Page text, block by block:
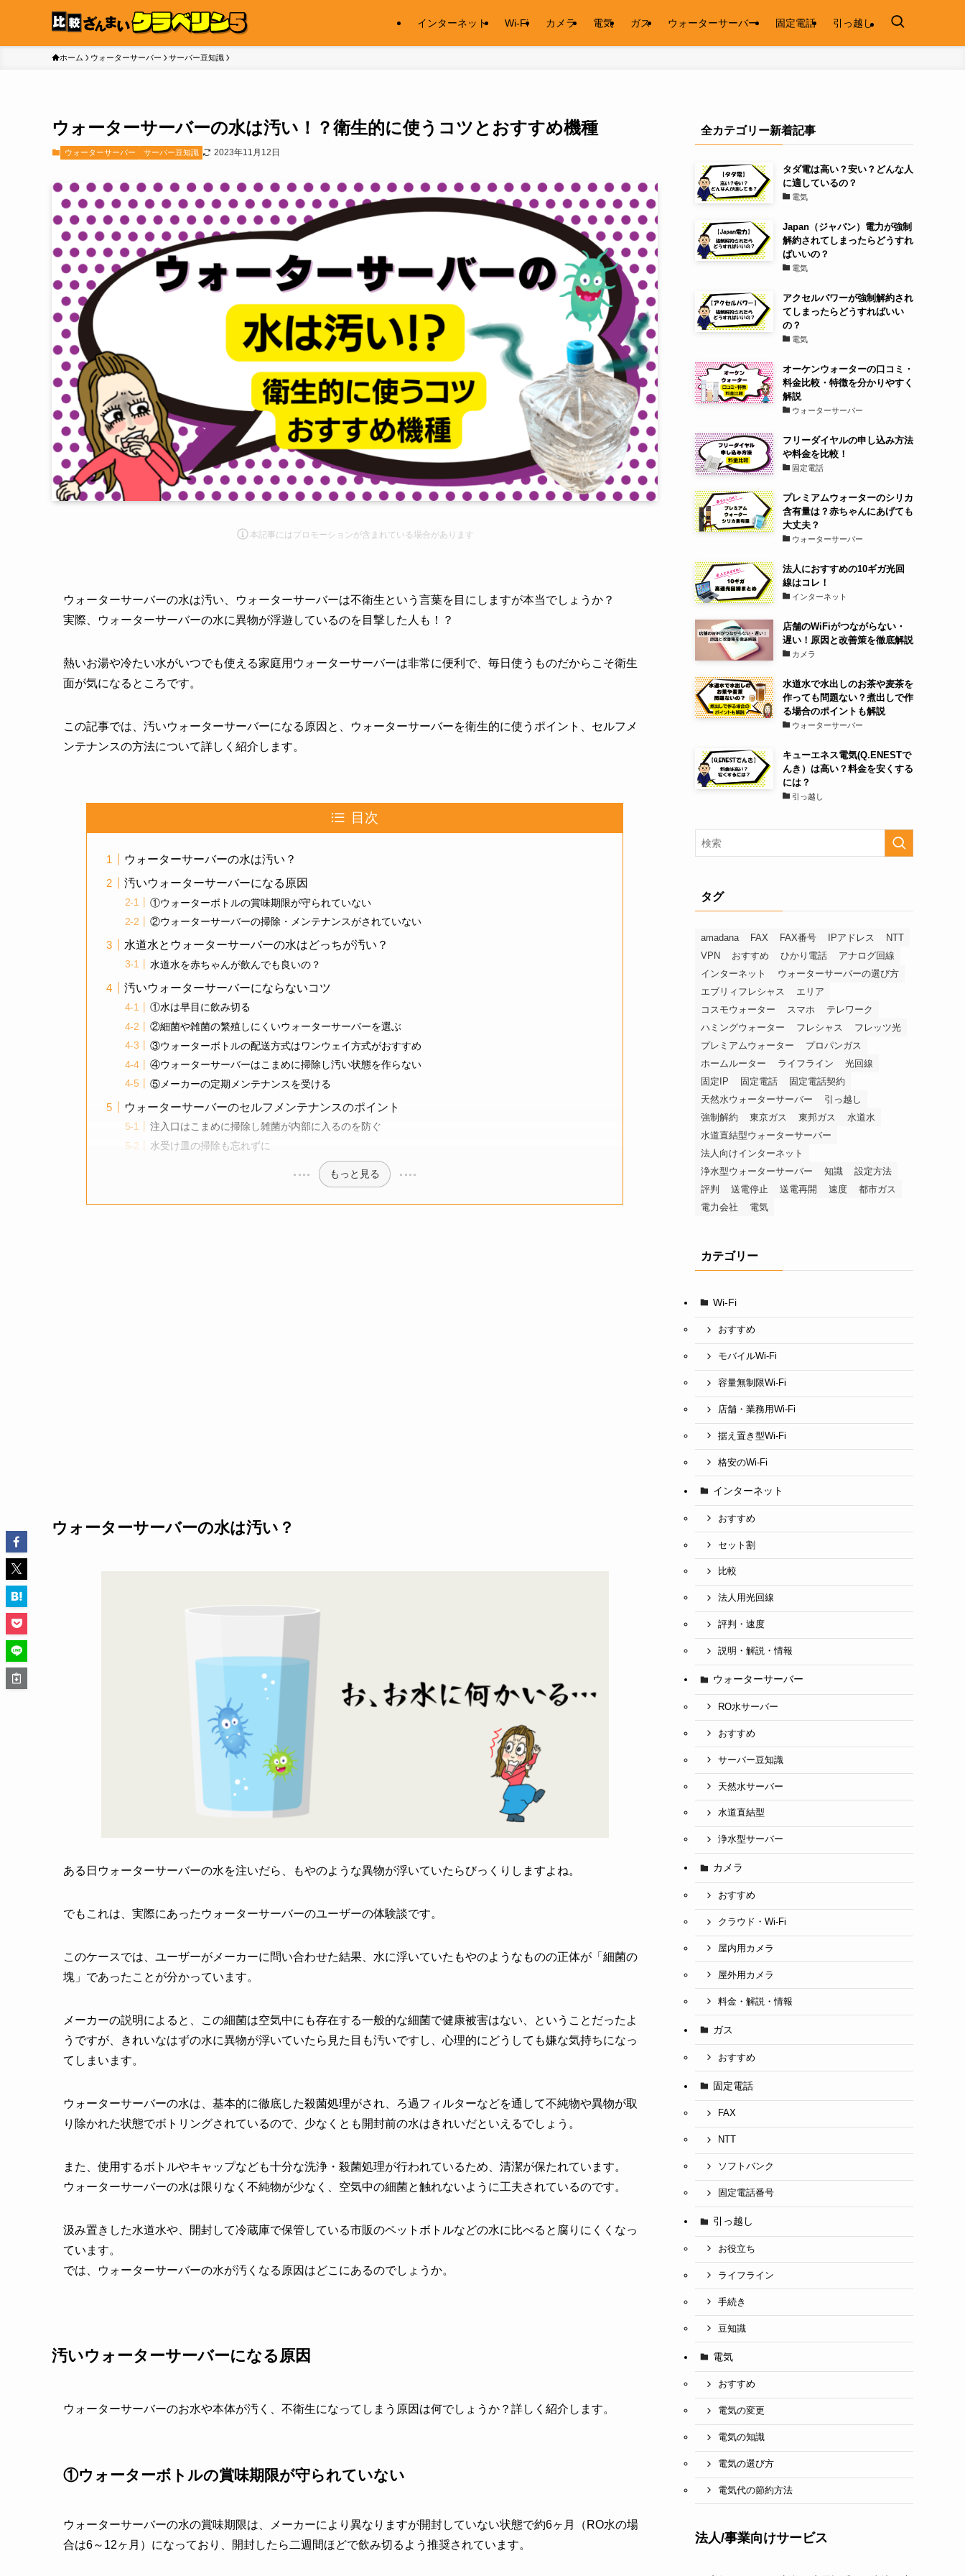
インターネット Wi-Fi カメラ 電気 ガス ウォーターサーバー 固定電話 引っ越し
ホーム ウォーターサーバー サーバー豆知識
ウォーターサーバーの水は汚い！？衛生的に使うコツとおすすめ機種
ウォーターサーバー サーバー豆知識 2023年11月12日
本記事にはプロモーションが含まれている場合があります
ウォーターサーバーの水は汚い、ウォーターサーバーは不衛生という言葉を目にしますが本当でしょうか？
実際、ウォーターサーバーの水に異物が浮遊しているのを目撃した人も！？
熱いお湯や冷たい水がいつでも使える家庭用ウォーターサーバーは非常に便利で、毎日使うものだからこそ衛生
面が気になるところです。
この記事では、汚いウォーターサーバーになる原因と、ウォーターサーバーを衛生的に使うポイント、セルフメ
ンテナンスの方法について詳しく紹介します。
目次
ウォーターサーバーの水は汚い？
汚いウォーターサーバーになる原因
①ウォーターボトルの賞味期限が守られていない
②ウォーターサーバーの掃除・メンテナンスがされていない
水道水とウォーターサーバーの水はどっちが汚い？
水道水を赤ちゃんが飲んでも良いの？
汚いウォーターサーバーにならないコツ
①水は早目に飲み切る
②細菌や雑菌の繁殖しにくいウォーターサーバーを選ぶ
③ウォーターボトルの配送方式はワンウェイ方式がおすすめ
④ウォーターサーバーはこまめに掃除し汚い状態を作らない
⑤メーカーの定期メンテナンスを受ける
ウォーターサーバーのセルフメンテナンスのポイント
注入口はこまめに掃除し雑菌が内部に入るのを防ぐ
水受け皿の掃除も忘れずに
もっと見る
ウォーターサーバーの水は汚い？
ある日ウォーターサーバーの水を注いだら、もやのような異物が浮いていたらびっくりしますよね。
でもこれは、実際にあったウォーターサーバーのユーザーの体験談です。
このケースでは、ユーザーがメーカーに問い合わせた結果、水に浮いていたもやのようなものの正体が「細菌の
塊」であったことが分かっています。
メーカーの説明によると、この細菌は空気中にも存在する一般的な細菌で健康被害はない、ということだったよ
うですが、きれいなはずの水に異物が浮いていたら見た目も汚いですし、心理的にどうしても嫌な気持ちになっ
てしまいます。
ウォーターサーバーの水は、基本的に徹底した殺菌処理がされ、ろ過フィルターなどを通して不純物や異物が取
り除かれた状態でボトリングされているので、少なくとも開封前の水はきれいだといえるでしょう。
また、使用するボトルやキャップなども十分な洗浄・殺菌処理が行われているため、清潔が保たれています。
ウォーターサーバーの水は限りなく不純物が少なく、空気中の細菌と触れないように工夫されているのです。
汲み置きした水道水や、開封して冷蔵庫で保管している市販のペットボトルなどの水に比べると腐りにくくなっ
ています。
では、ウォーターサーバーの水が汚くなる原因はどこにあるのでしょうか。
汚いウォーターサーバーになる原因
ウォーターサーバーのお水や本体が汚く、不衛生になってしまう原因は何でしょうか？詳しく紹介します。
①ウォーターボトルの賞味期限が守られていない
ウォーターサーバーの水の賞味期限は、メーカーにより異なりますが開封していない状態で約6ヶ月（RO水の場
合は6～12ヶ月）になっており、開封したら二週間ほどで飲み切るよう推奨されています。
全カテゴリー新着記事
タダ電は高い？安い？どんな人
に適しているの？
電気
Japan（ジャパン）電力が強制
解約されてしまったらどうすれ
ばいいの？
電気
アクセルパワーが強制解約され
てしまったらどうすればいい
の？
電気
オーケンウォーターの口コミ・
料金比較・特徴を分かりやすく
解説
ウォーターサーバー
フリーダイヤルの申し込み方法
や料金を比較！
固定電話
プレミアムウォーターのシリカ
含有量は？赤ちゃんにあげても
大丈夫？
ウォーターサーバー
法人におすすめの10ギガ光回
線はコレ！
インターネット
店舗のWiFiがつながらない・
遅い！原因と改善策を徹底解説
カメラ
水道水で水出しのお茶や麦茶を
作っても問題ない？煮出しで作
る場合のポイントも解説
ウォーターサーバー
キューエネス電気(Q.ENESTで
んき）は高い？料金を安くする
には？
引っ越し
タグ
amadana FAX FAX番号 IPアドレス
NTT
VPN
おすすめ ひかり電話
アナログ回線
インターネット
ウォーターサーバーの選び方
エブリィフレシャス
エリア
コスモウォーター
スマホ
テレワーク
ハミングウォーター
フレシャス
フレッツ光
プレミアムウォーター
プロパンガス
ホームルーター
ライフライン
光回線
固定IP
固定電話
固定電話契約
天然水ウォーターサーバー
引っ越し
強制解約
東京ガス 東邦ガス
水道水
水道直結型ウォーターサーバー
法人向けインターネット
浄水型ウォーターサーバー
知識
設定方法
評判
送電停止 送電再開 速度
都市ガス
電力会社
電気
カテゴリー
Wi-Fi
おすすめ
モバイルWi-Fi
容量無制限Wi-Fi
店舗・業務用Wi-Fi
据え置き型Wi-Fi
格安のWi-Fi
インターネット
おすすめ
セット割
比較
法人用光回線
評判・速度
説明・解説・情報
ウォーターサーバー
RO水サーバー
おすすめ
サーバー豆知識
天然水サーバー
水道直結型
浄水型サーバー
カメラ
おすすめ
クラウド・Wi-Fi
屋内用カメラ
屋外用カメラ
料金・解説・情報
ガス
おすすめ
固定電話
FAX
NTT
ソフトバンク
固定電話番号
引っ越し
お役立ち
ライフライン
手続き
豆知識
電気
おすすめ
電気の変更
電気の知識
電気の選び方
電気代の節約方法
法人/事業向けサービス